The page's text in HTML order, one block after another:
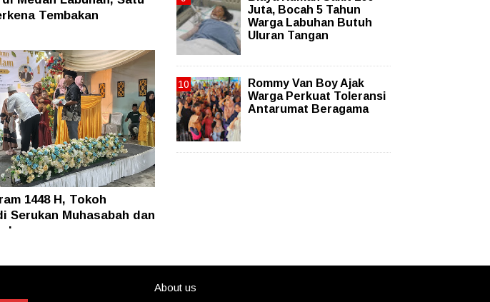
Tembakan
1448 H, Tokoh
Serukan Muhasabah dan
Juta, Bocah 5 Tahun
Warga Labuhan Butuh
Uluran Tangan
Rommy Van Boy Ajak
Warga Perkuat Toleransi
Antarumat Beragama
About us